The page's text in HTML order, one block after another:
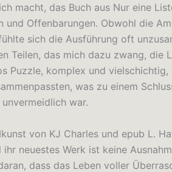
macht, das Buch aus Nur eine
und Offenbarungen. Obwohl die
sich die Ausführung oft
Teilen, das mich dazu zwang, die
Puzzle, komplex und vielschichtig,
was zu einem
war.
von KJ Charles und epub L.
neuestes Werk ist keine
dass das Leben voller